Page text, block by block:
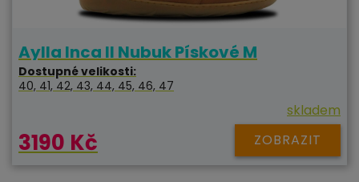
Aylla Inca II Nubuk Pískové M
Dostupné velikosti:
40, 41, 42, 43, 44, 45, 46, 47
skladem
3190 Kč ZOBRAZIT